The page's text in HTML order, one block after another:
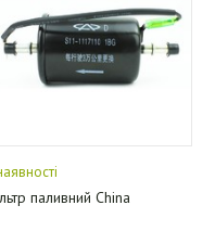
паливний China